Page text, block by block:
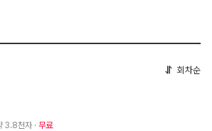
회차순
3.8천자 무료